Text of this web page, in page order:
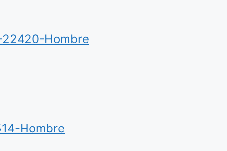
22420-Hombre
Hombre